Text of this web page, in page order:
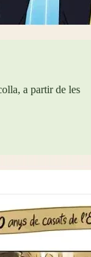
a partir de les